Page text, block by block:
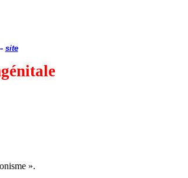
site
».